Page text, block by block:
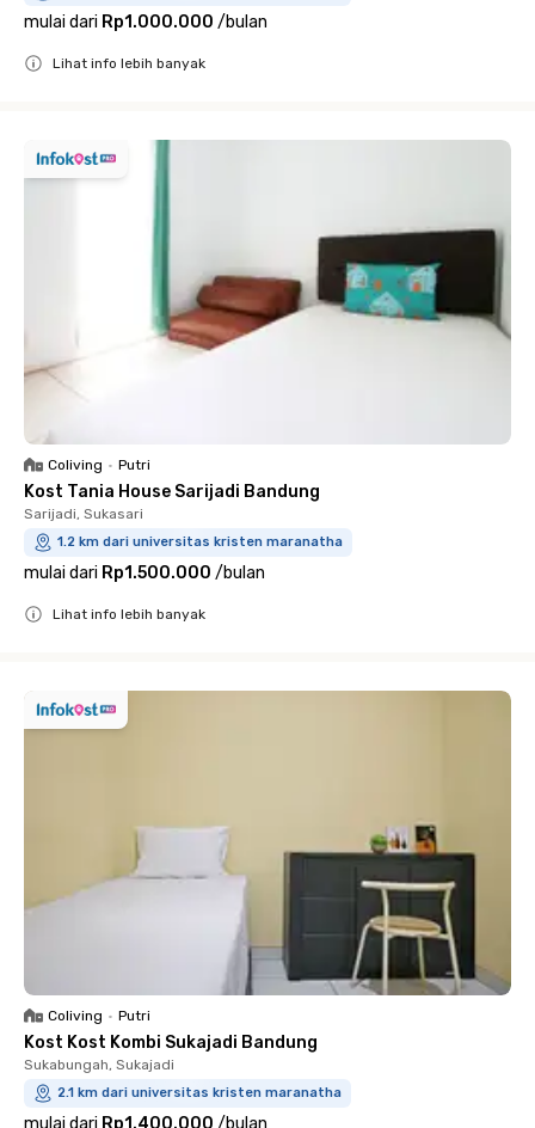
mulai dari Rp1.000.000 /bulan
Lihat info lebih banyak
Coliving • Putri
Kost Tania House Sarijadi Bandung
Sarijadi, Sukasari
1.2 km dari universitas kristen maranatha
mulai dari Rp1.500.000 /bulan
Lihat info lebih banyak
Coliving • Putri
Kost Kost Kombi Sukajadi Bandung
Sukabungah, Sukajadi
2.1 km dari universitas kristen maranatha
mulai dari Rp1.400.000 /bulan